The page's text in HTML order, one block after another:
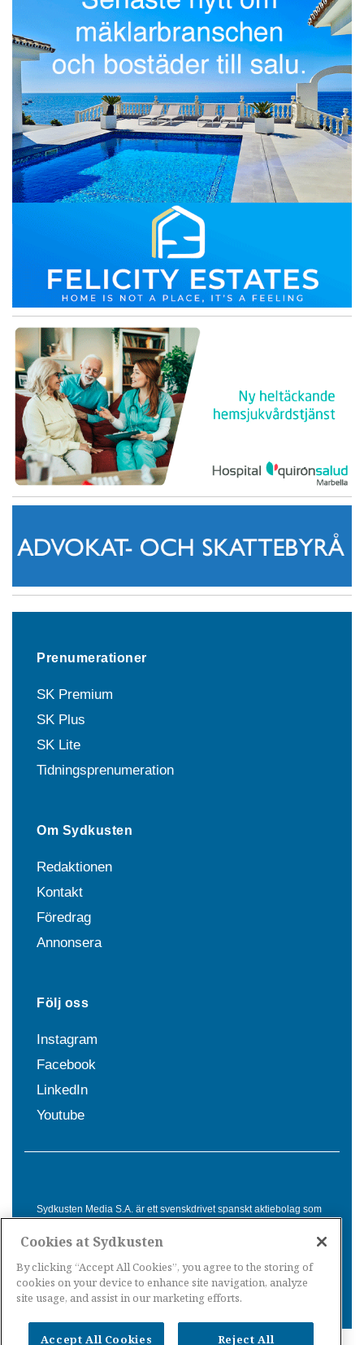
Prenumerationer
SK Premium
SK Plus
SK Lite
Tidningsprenumeration
Om Sydkusten
Redaktionen
Kontakt
Föredrag
Annonsera
Följ oss
Instagram
Facebook
LinkedIn
Youtube
Sydkusten Media S.A. är ett svenskdrivet spanskt aktiebolag som
Spanien. Genom nyhetsbevakning av hela Spanien, med bas på
informationsförmedling för svenskar i Spanien.
Cookies at Sydkusten
By clicking “Accept All Cookies”, you agree to the storing of
cookies on your device to enhance site navigation, analyze
site usage, and assist in our marketing efforts.
Accept All Cookies Reject All